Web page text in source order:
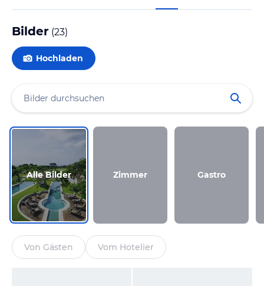
Bilder (23)
Hochladen
Alle Bilder Zimmer Gastro
Von Gästen Vom Hotelier